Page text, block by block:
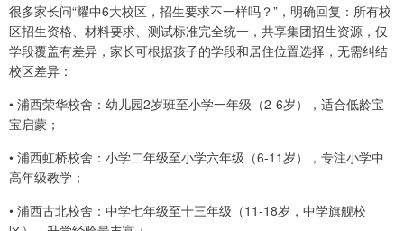
很多家长问“耀中6大校区，招生要求不一样吗？”，明确回复：所有校
区招生资格、材料要求、测试标准完全统一，共享集团招生资源，仅
学段覆盖有差异，家长可根据孩子的学段和居住位置选择，无需纠结
校区差异：
• 浦西荣华校舍：幼儿园2岁班至小学一年级（2-6岁），适合低龄宝
宝启蒙；
• 浦西虹桥校舍：小学二年级至小学六年级（6-11岁），专注小学中
高年级教学；
• 浦西古北校舍：中学七年级至十三年级（11-18岁，中学旗舰校